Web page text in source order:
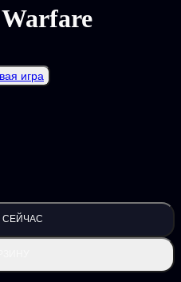
игра
СЕЙЧАС